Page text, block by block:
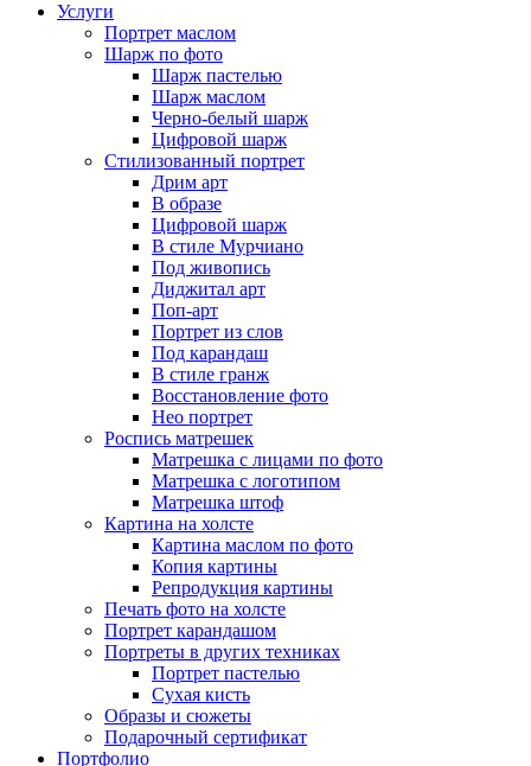
Услуги
Портрет маслом
Шарж по фото
Шарж пастелью
Шарж маслом
Черно-белый шарж
Цифровой шарж
Стилизованный портрет
Дрим арт
В образе
Цифровой шарж
В стиле Мурчиано
Под живопись
Диджитал арт
Поп-арт
Портрет из слов
Под карандаш
В стиле гранж
Восстановление фото
Нео портрет
Роспись матрешек
Матрешка с лицами по фото
Матрешка с логотипом
Матрешка штоф
Картина на холсте
Картина маслом по фото
Копия картины
Репродукция картины
Печать фото на холсте
Портрет карандашом
Портреты в других техниках
Портрет пастелью
Сухая кисть
Образы и сюжеты
Подарочный сертификат
Портфолио